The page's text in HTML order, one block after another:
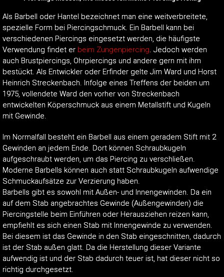
Als Barbell oder Hantel bezeichnet man eine weitverbreitete,
spezielle Form bei Piercingschmuck. Ein Barbell kann bei
verschiedenen Piercings eingesetzt werden, die häufigste
Verwendung findet er beim Zungenpiercing. Jedoch werden
auch Brustpiercings, Ohrpiercings und andere gern mit ihm
bestückt. Als Entwickler oder Erfinder gelte Jim Ward und Horst
Heinrich Streckenbach. Infolge eines Treffens der beiden um
1975, vollendete Ward den vorher von Streckenbach
entwickelten Köperschmuck aus einem Metallstift und Kugeln
mit Gewinde.
Im Normalfall besteht ein Barbell aus einem geradem Stift mit 2
Gewinden an jedem Ende. Dort können Schraubkugeln
aufgeschraubt werden, um das Piercing zu verschließen.
Moderne Barbells können auch statt Schraubkugeln aufwendige
Schmuckaufsätze zur Verzierung haben.
Barbells gibt es sowohl mit Außen- und Innengewinden. Da ein
auf dem Stab angebrachtes Gewinde (Außengewinden) die
Piercingstelle beim Einführen oder Herausziehen reizen kann,
empfiehlt es sich einen Stab mit Innengewinde zu verwenden.
Bei diesem ist das Gewinde in den Stab eingeschnitten, dadurch
ist der Stab außen glatt. Da die Herstellung dieser Variante
aufwendig ist und der Stab dadurch teuer ist, hat dieser nicht so
richtig durchgesetzt.